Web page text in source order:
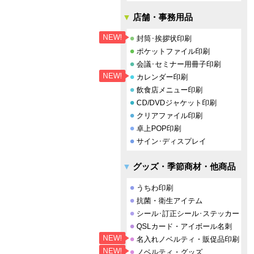
店舗・事務用品
NEW!
封筒･挨拶状印刷
ポケットファイル印刷
会議･セミナー用冊子印刷
NEW!
カレンダー印刷
飲食店メニュー印刷
CD/DVDジャケット印刷
クリアファイル印刷
卓上POP印刷
サイン･ディスプレイ
グッズ・季節商材・他商品
うちわ印刷
抗菌・衛生アイテム
シール･訂正シール･ステッカー
QSLカード・アイボール名刺
NEW! 名入れノベルティ・販促品印刷
NEW!
ノベルティ・グッズ